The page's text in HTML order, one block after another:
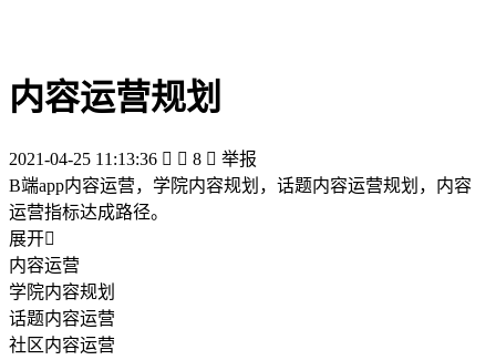
内容运营规划
2021-04-25 11:13:36   8  举报
B端app内容运营，学院内容规划，话题内容运营规划，内容
运营指标达成路径。
展开
内容运营
学院内容规划
话题内容运营
社区内容运营